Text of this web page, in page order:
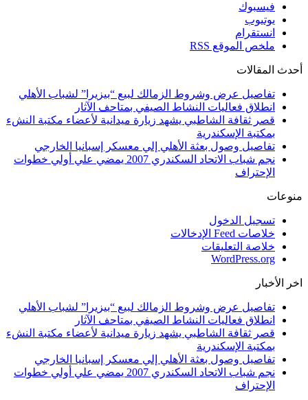
فيسبوك
يوتيوب
انستقرام
ملخص الموقع RSS
أحدث المقالات
تفاصيل عرض وشروط الزمالك لبيع “بيزيرا” لشباب الأهلي
انطلاق فعاليات النشاط الصيفي بمتاحف الآثار
قصر ثقافة الشاطبي يشهد زيارة ميدانية لأعضاء مكتبة النشء
بمكتبة الإسكندرية
تفاصيل وصول بعثة الأهلي إلي معسكر إسبانيا الخارجي
نجم شباب الاتحاد السكندري 2007 يمضي علي أولي خطوات
الإحتراف
منوعات
تسجيل الدخول
خلاصات Feed الإدخالات
خلاصة التعليقات
WordPress.org
اخر الأخبار
تفاصيل عرض وشروط الزمالك لبيع “بيزيرا” لشباب الأهلي
انطلاق فعاليات النشاط الصيفي بمتاحف الآثار
قصر ثقافة الشاطبي يشهد زيارة ميدانية لأعضاء مكتبة النشء
بمكتبة الإسكندرية
تفاصيل وصول بعثة الأهلي إلي معسكر إسبانيا الخارجي
نجم شباب الاتحاد السكندري 2007 يمضي علي أولي خطوات
الإحتراف